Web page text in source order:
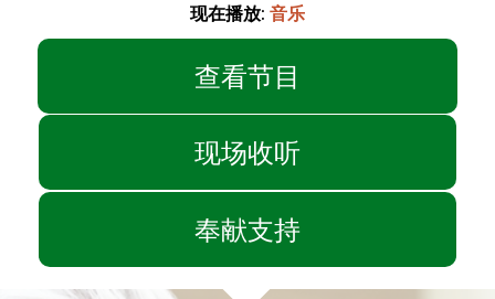
现在播放: 音乐
查看节目
现场收听
奉献支持